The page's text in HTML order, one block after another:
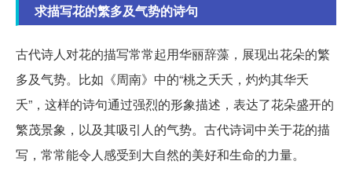
求描写花的繁多及气势的诗句
古代诗人对花的描写常常起用华丽辞藻，展现出花朵的繁
多及气势。比如《周南》中的“桃之夭夭，灼灼其华夭
夭”，这样的诗句通过强烈的形象描述，表达了花朵盛开的
繁茂景象，以及其吸引人的气势。古代诗词中关于花的描
写，常常能令人感受到大自然的美好和生命的力量。